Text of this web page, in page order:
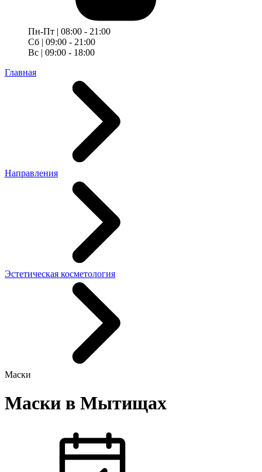
Пн-Пт | 08:00 - 21:00
Сб | 09:00 - 21:00
Вс | 09:00 - 18:00
Главная
Направления
Эстетическая косметология
Маски
Маски в Мытищах